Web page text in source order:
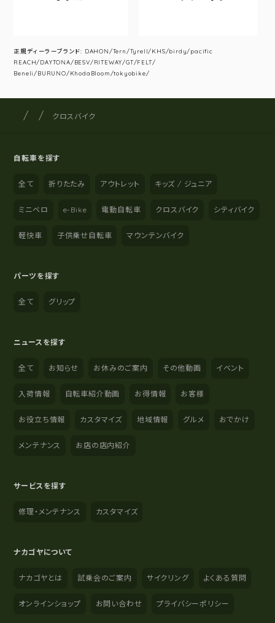
正規ディーラーブランド: DAHON/Tern/Tyrell/KHS/birdy/pacific
REACH/DAYTONA/BESV/RITEWAY/GT/FELT/
Beneli/BURUNO/KhodaBloom/tokyobike/
サイト内の現在地
サイクルショップナカゴヤ
クロスバイク
自転車を探す
全て 折りたたみ アウトレット キッズ / ジュニア
ミニベロ e-Bike 電動自転車 クロスバイク シティバイク
軽快車 子供乗せ自転車 マウンテンバイク
パーツを探す
全て グリップ
ニュースを探す
全て お知らせ お休みのご案内 その他動画 イベント
入荷情報 自転車紹介動画 お得情報 お客様
お役立ち情報 カスタマイズ 地域情報 グルメ おでかけ
メンテナンス お店の店内紹介
サービスを探す
修理・メンテナンス カスタマイズ
ナカゴヤについて
ナカゴヤとは 試乗会のご案内 サイクリング よくある質問
オンラインショップ お問い合わせ プライバシーポリシー